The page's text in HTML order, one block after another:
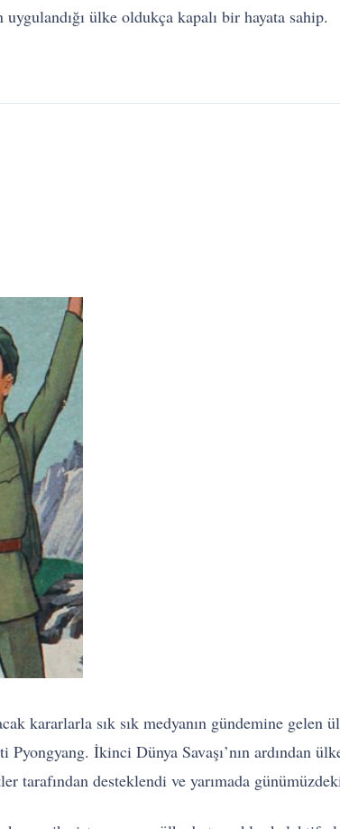
ülke oldukça kapalı bir hayata sahip.
kararlarla sık sık medyanın gündemine gelen
İkinci Dünya Savaşı’nın ardından
desteklendi ve yarımada